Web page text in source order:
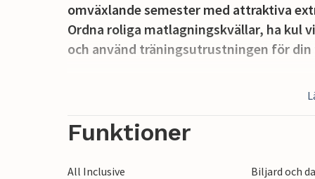
omväxlande semester med attraktiva
Ordna roliga matlagningskvällar, ha
och använd träningsutrustningen för din
Det mångsidiga utomhusområdet har
barnen njuter av lekfaciliteterna. Koppla
Funktioner
All Inclusive Biljard och